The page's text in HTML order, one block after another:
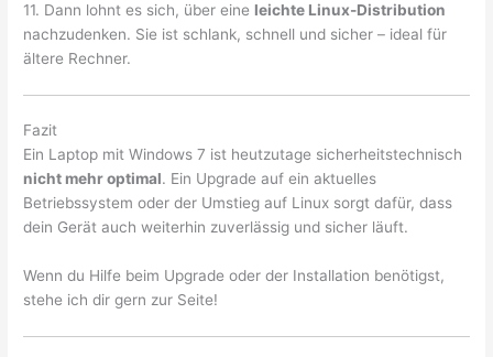
11. Dann lohnt es sich, über eine leichte Linux-Distribution
nachzudenken. Sie ist schlank, schnell und sicher – ideal für
ältere Rechner.
Fazit
Ein Laptop mit Windows 7 ist heutzutage sicherheitstechnisch
nicht mehr optimal. Ein Upgrade auf ein aktuelles
Betriebssystem oder der Umstieg auf Linux sorgt dafür, dass
dein Gerät auch weiterhin zuverlässig und sicher läuft.
Wenn du Hilfe beim Upgrade oder der Installation benötigst,
stehe ich dir gern zur Seite!